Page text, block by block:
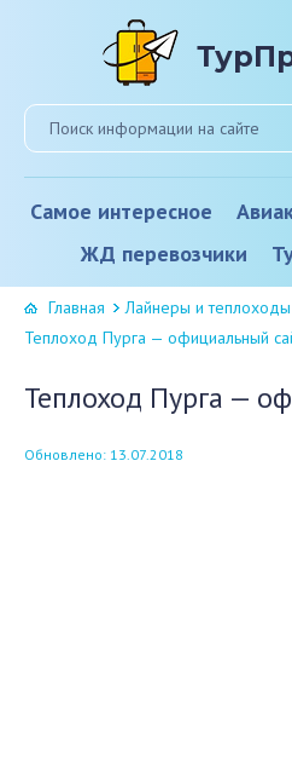
Самое интересное
ЖД перевозчики
Главная
Лайнеры и теплоходы
Теплоход Пурга — официальный
Теплоход Пурга —
Обновлено: 13.07.2018